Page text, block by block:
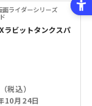
面ライダーシリーズ
ラビットタンクスパ
税込）
10月24日